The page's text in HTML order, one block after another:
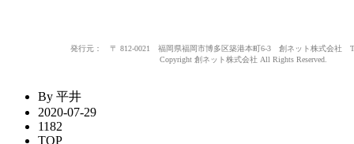
発行元： 〒 812-0021 福岡県福岡市博多区築港本町6-3 創ネット株式会社
Copyright 創ネット株式会社 All Rights Reserved.
By 平井
2020-07-29
1182
TOP